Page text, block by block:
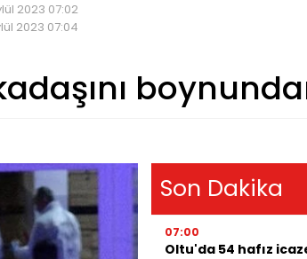
2023 07:02
2023 07:04
Son Dakika
07:00
Oltu'da 54 hafız